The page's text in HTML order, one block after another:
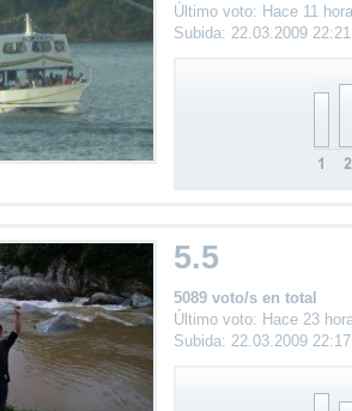
Último voto: Hace 11
Subida: 22.03.2009
5.5
5089 voto/s en total
Último voto: Hace 23
Subida: 22.03.2009